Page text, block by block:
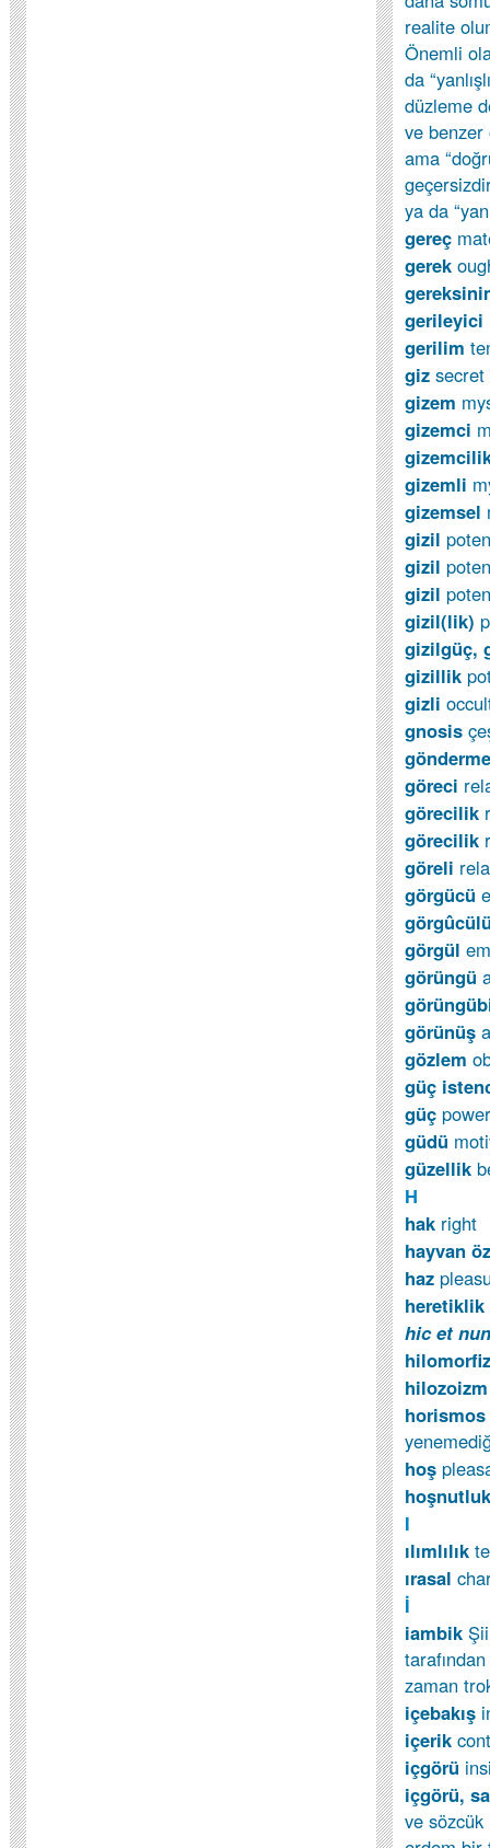
realite
Önemli
da
düzleme
ve benzer
ama
ya da
gereç
gerek
gerileyici
gerilim
giz secret
gizem
gizemci
gizemli
gizemsel
gizil
gizil
gizil
gizil(lik)
gizilgüç,
gizillik
gizli
gnosis
göreci
görecilik
görecilik
göreli
görgücü
görgül
görüngü
görünüş
gözlem
güç
güç power
güdü
güzellik
H
hak right
hayvan
haz
heretiklik
hic et
horismos
hoş
I
ılımlılık
ırasal
İ
iambik
zaman
içebakış
içerik
içgörü
içgörü,
ve sözcük